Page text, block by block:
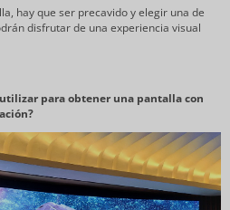
hay que ser precavido y elegir una de
disfrutar de una experiencia visual
para obtener una pantalla con